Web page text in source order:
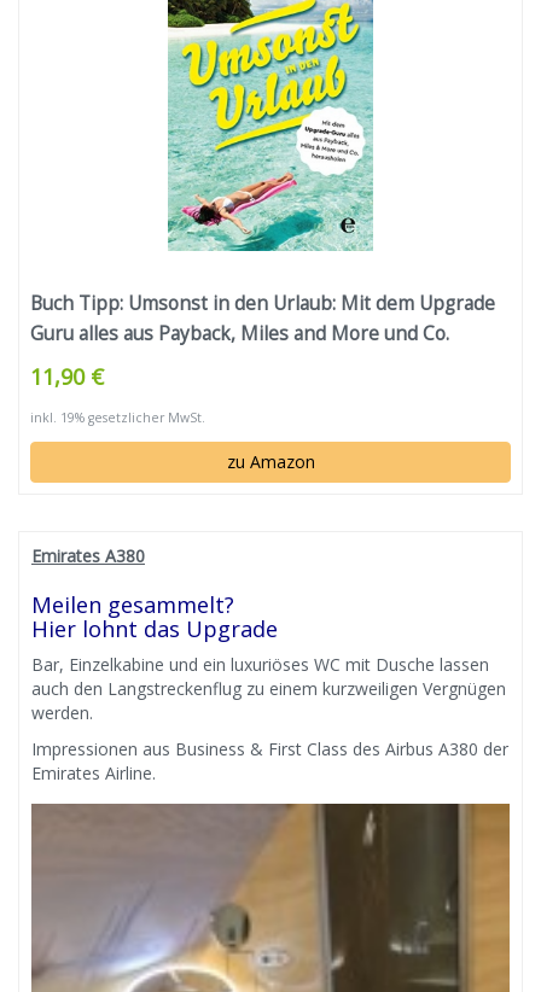
Buch Tipp: Umsonst in den Urlaub: Mit dem Upgrade
Guru alles aus Payback, Miles and More und Co.
herausholen
11,90 €
inkl. 19% gesetzlicher MwSt.
zu Amazon
Emirates A380
Meilen gesammelt?
Hier lohnt das Upgrade
Bar, Einzelkabine und ein luxuriöses WC mit Dusche lassen
auch den Langstreckenflug zu einem kurzweiligen Vergnügen
werden.
Impressionen aus Business & First Class des Airbus A380 der
Emirates Airline.